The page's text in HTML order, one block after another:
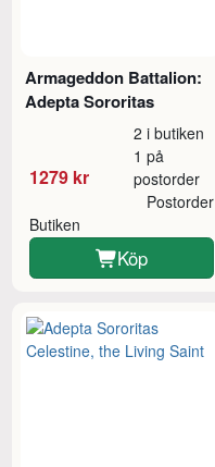
Armageddon Battalion:
Adepta Sororitas
1279 kr
2 i butiken
1 på
postorder
Butiken
Postorder
Köp